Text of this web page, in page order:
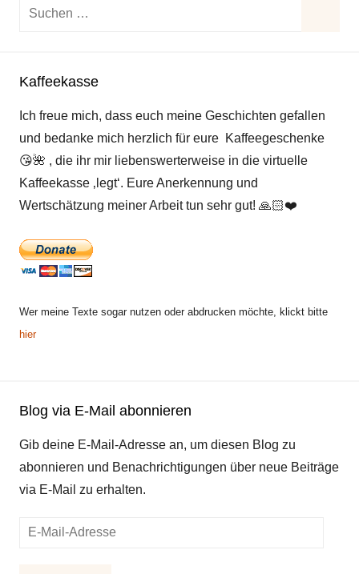
Suchen
Kaffeekasse
Ich freue mich, dass euch meine Geschichten gefallen
und bedanke mich herzlich für eure Kaffeegeschenke
😘🌺 , die ihr mir liebenswerterweise in die virtuelle
Kaffeekasse ‚legt‘. Eure Anerkennung und
Wertschätzung meiner Arbeit tun sehr gut! 🙏🏻❤️
Wer meine Texte sogar nutzen oder abdrucken möchte, klickt bitte
hier
Blog via E-Mail abonnieren
Gib deine E-Mail-Adresse an, um diesen Blog zu
abonnieren und Benachrichtigungen über neue Beiträge
via E-Mail zu erhalten.
E-